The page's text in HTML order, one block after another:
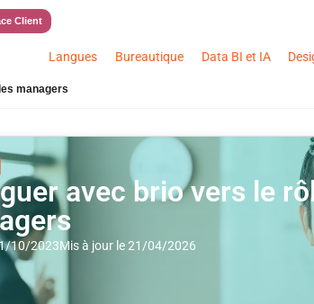
Client
Langues Bureautique Data BI et IA
managers
avec brio vers le
10/2023Mis à jour le 21/04/2026